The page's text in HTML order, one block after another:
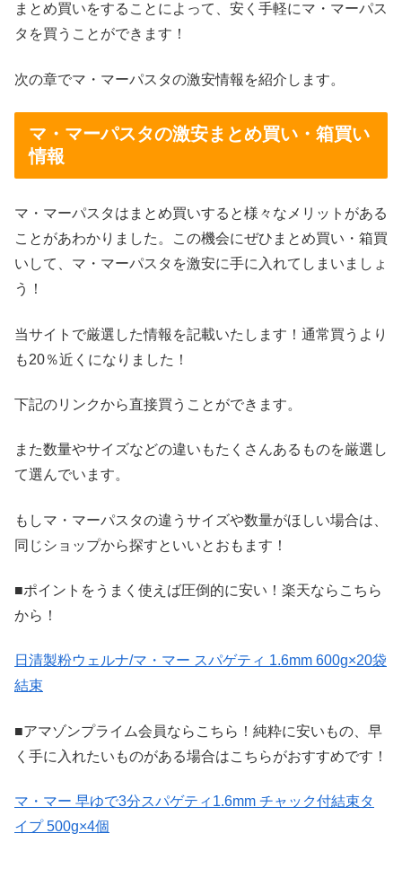
まとめ買いをすることによって、安く手軽にマ・マーパス
タを買うことができます！
次の章でマ・マーパスタの激安情報を紹介します。
マ・マーパスタの激安まとめ買い・箱買い
情報
マ・マーパスタはまとめ買いすると様々なメリットがある
ことがあわかりました。この機会にぜひまとめ買い・箱買
いして、マ・マーパスタを激安に手に入れてしまいましょ
う！
当サイトで厳選した情報を記載いたします！通常買うより
も20％近くになりました！
下記のリンクから直接買うことができます。
また数量やサイズなどの違いもたくさんあるものを厳選し
て選んでいます。
もしマ・マーパスタの違うサイズや数量がほしい場合は、
同じショップから探すといいとおもます！
■ポイントをうまく使えば圧倒的に安い！楽天ならこちら
から！
日清製粉ウェルナ/マ・マー スパゲティ 1.6mm 600g×20袋
結束
■アマゾンプライム会員ならこちら！純粋に安いもの、早
く手に入れたいものがある場合はこちらがおすすめです！
マ・マー 早ゆで3分スパゲティ1.6mm チャック付結束タ
イプ 500g×4個